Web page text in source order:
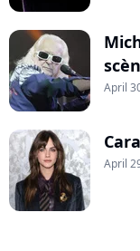
April
April